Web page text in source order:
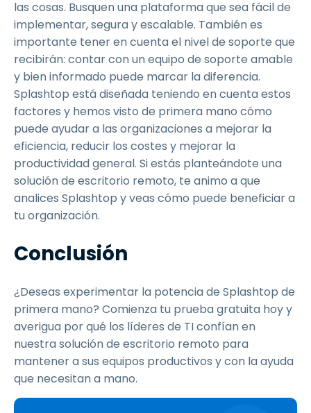
las cosas. Busquen una plataforma que sea fácil de
implementar, segura y escalable. También es
importante tener en cuenta el nivel de soporte que
recibirán: contar con un equipo de soporte amable
y bien informado puede marcar la diferencia.
Splashtop está diseñada teniendo en cuenta estos
factores y hemos visto de primera mano cómo
puede ayudar a las organizaciones a mejorar la
eficiencia, reducir los costes y mejorar la
productividad general. Si estás planteándote una
solución de escritorio remoto, te animo a que
analices Splashtop y veas cómo puede beneficiar a
tu organización.
Conclusión
¿Deseas experimentar la potencia de Splashtop de
primera mano? Comienza tu prueba gratuita hoy y
averigua por qué los líderes de TI confían en
nuestra solución de escritorio remoto para
mantener a sus equipos productivos y con la ayuda
que necesitan a mano.